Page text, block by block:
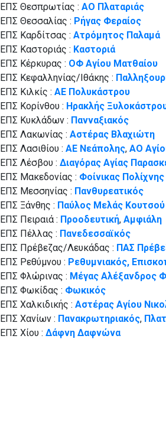
ΕΠΣ Θεσπρωτίας : ΑΟ Πλαταριάς
ΕΠΣ Θεσσαλίας : Ρήγας Φεραίος
ΕΠΣ Καρδίτσας : Ατρόμητος Παλαμά
ΕΠΣ Καστοριάς : Καστοριά
ΕΠΣ Κέρκυρας : ΟΦ Αγίου Ματθαίου
ΕΠΣ Κεφαλληνίας/Ιθάκης :
ΕΠΣ Κιλκίς : ΑΕ Πολυκάστρου
ΕΠΣ Κορίνθου : Ηρακλής
ΕΠΣ Κυκλάδων : Πανναξιακός
ΕΠΣ Λακωνίας : Αστέρας Βλαχιώτη
ΕΠΣ Λασιθίου : ΑΕ Νεάπολης, ΑΟ
ΕΠΣ Λέσβου : Διαγόρας Αγίας
ΕΠΣ Μακεδονίας : Φοίνικας Πολίχνης
ΕΠΣ Μεσσηνίας : Πανθυρεατικός
ΕΠΣ Ξάνθης : Παύλος Μελάς Κουτσού
ΕΠΣ Πειραιά : Προοδευτική, Αμφιάλη
ΕΠΣ Πέλλας : Πανεδεσσαϊκός
ΕΠΣ Πρέβεζας/Λευκάδας : ΠΑΣ
ΕΠΣ Ρεθύμνου : Ρεθυμνιακός,
ΕΠΣ Φλώρινας : Μέγας Αλέξανδρος
ΕΠΣ Φωκίδας : Φωκικός
ΕΠΣ Χαλκιδικής : Αστέρας Αγίου
ΕΠΣ Χανίων : Πανακρωτηριακός,
ΕΠΣ Χίου : Δάφνη Δαφνώνα